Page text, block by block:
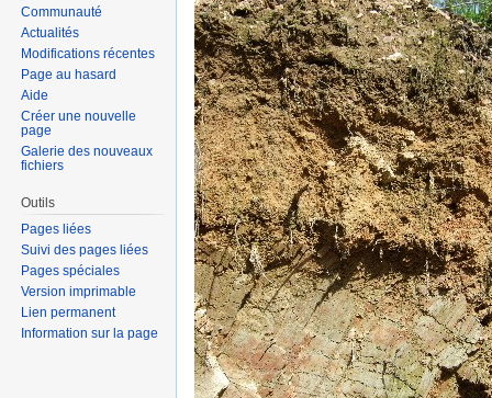
Communauté
Actualités
Modifications récentes
Page au hasard
Aide
Créer une nouvelle
page
Galerie des nouveaux
fichiers
Outils
Pages liées
Suivi des pages liées
Pages spéciales
Version imprimable
Lien permanent
Information sur la page